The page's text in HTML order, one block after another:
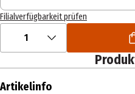
Filialverfügbarkeit prüfen
1
Artikelinfo